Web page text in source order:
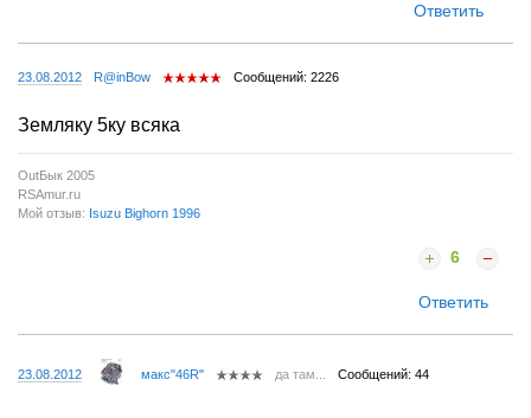
Ответить
23.08.2012 R@inBow Сообщений: 2226
Земляку 5ку всяка
OutБык 2005
RSAmur.ru
Мой отзыв: Isuzu Bighorn 1996
6
Ответить
23.08.2012 макс"46R" да там... Сообщений: 44